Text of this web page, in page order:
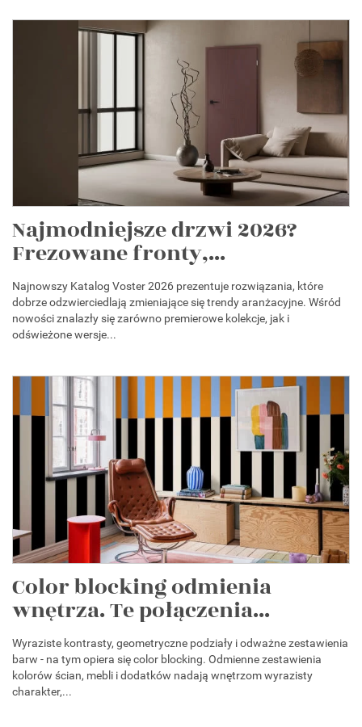
Najmodniejsze drzwi 2026?
Frezowane fronty,...
Najnowszy Katalog Voster 2026 prezentuje rozwiązania, które
dobrze odzwierciedlają zmieniające się trendy aranżacyjne. Wśród
nowości znalazły się zarówno premierowe kolekcje, jak i
odświeżone wersje...
Color blocking odmienia
wnętrza. Te połączenia...
Wyraziste kontrasty, geometryczne podziały i odważne zestawienia
barw - na tym opiera się color blocking. Odmienne zestawienia
kolorów ścian, mebli i dodatków nadają wnętrzom wyrazisty
charakter,...